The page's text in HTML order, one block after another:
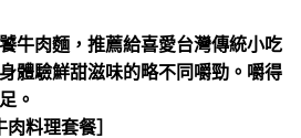
牛肉麵，推薦給喜愛台灣傳統小吃
體驗鮮甜滋味的略不同嚼勁。嚼得
。
料理套餐］